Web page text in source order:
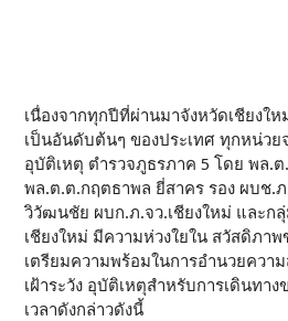
เนื่องจากทุกปีที่ผ่านมาจังหวัดเชียงใ
เป็นอันดับต้นๆ ของประเทศ ทุกหน่วย
อุบัติเหตุ ตํารวจภูธรภาค 5 โดย พล.
พล.ต.ต.กฤตธาพล ยี่สาคร รอง ผบช.
วิวัฒนชัย ผบก.ภ.จว.เชียงใหม่ และก
เชียงใหม่ มีความห่วงใยใน สวัสดิภา
เตรียมความพร้อมในการอํานวยควา
เฝ้าระวัง อุบัติเหตุสําหรับการเดินทา
เวลาดังกล่าวดังนี้